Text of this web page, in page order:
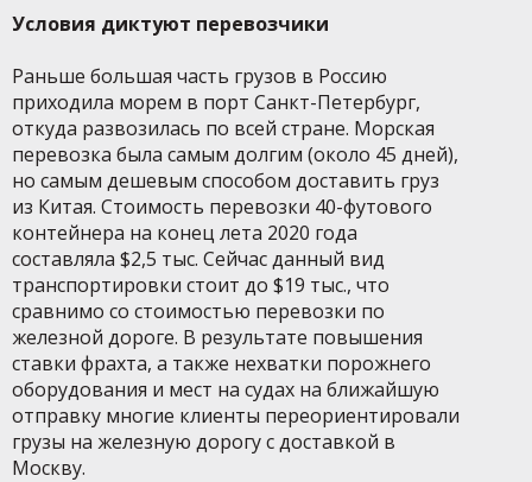
Условия диктуют перевозчики
Раньше большая часть грузов в Россию
приходила морем в порт Санкт-Петербург,
откуда развозилась по всей стране. Морская
перевозка была самым долгим (около 45 дней),
но самым дешевым способом доставить груз
из Китая. Стоимость перевозки 40-футового
контейнера на конец лета 2020 года
составляла $2,5 тыс. Сейчас данный вид
транспортировки стоит до $19 тыс., что
сравнимо со стоимостью перевозки по
железной дороге. В результате повышения
ставки фрахта, а также нехватки порожнего
оборудования и мест на судах на ближайшую
отправку многие клиенты переориентировали
грузы на железную дорогу с доставкой в
Москву.